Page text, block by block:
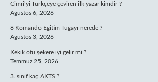
Cimri’yi Türkçeye çeviren ilk yazar kimdir ?
Ağustos 6, 2026
8 Komando Eğitim Tugayı nerede ?
Ağustos 3, 2026
Kekik otu şekere iyi gelir mi ?
Temmuz 25, 2026
3. sınıf kaç AKTS ?